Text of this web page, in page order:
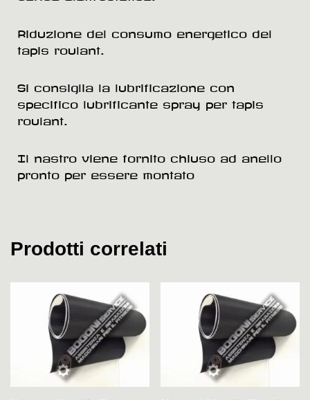
Riduzione del consumo energetico del
tapis roulant.
Si consiglia la lubrificazione con
specifico lubrificante spray per tapis
roulant.
Il nastro viene fornito chiuso ad anello
pronto per essere montato
Prodotti correlati